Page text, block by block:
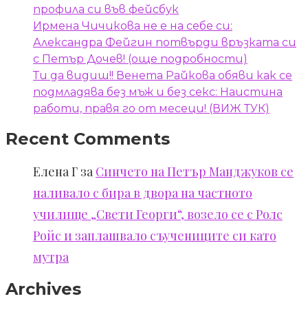
профила си във фейсбук
Ирмена Чичикова не е на себе си:
Александра Фейгин потвърди връзката си
с Петър Дочев! (още подробности)
Ти да видиш!! Венета Райкова обяви как се
подмладява без мъж и без секс: Наистина
работи, правя го от месеци! (ВИЖ ТУК)
Recent Comments
Елена Г за Синчето на Петър Манджуков се
наливало с бира в двора на частното
училище „Свети Георги“, возело се с Ролс
Ройс и заплашвало съучениците си като
мутра
Archives